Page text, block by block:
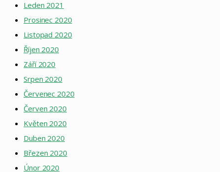
Leden 2021
Prosinec 2020
Listopad 2020
Říjen 2020
Září 2020
Srpen 2020
Červenec 2020
Červen 2020
Květen 2020
Duben 2020
Březen 2020
Únor 2020